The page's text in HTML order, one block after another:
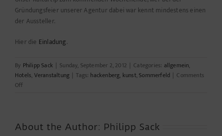
Gründungsfeier unserer Agentur dabei war kennt mindestens einen
der Aussteller.
Hier die Einladung.
By Philipp Sack | Sunday, September 2, 2012 | Categories: allgemein,
Hotels, Veranstaltung | Tags: hackenberg, kunst,Sommerfeld | Comments
Offon
York
About the Author: Philipp Sack